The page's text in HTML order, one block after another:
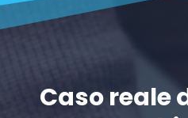
Caso reale